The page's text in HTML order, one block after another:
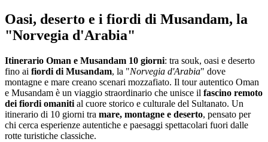
Oasi, deserto e i fiordi di Musandam, la
"Norvegia d'Arabia"
Itinerario Oman e Musandam 10 giorni: tra souk, oasi e deserto
fino ai fiordi di Musandam, la "Norvegia d'Arabia" dove
montagne e mare creano scenari mozzafiato. Il tour autentico Oman
e Musandam è un viaggio straordinario che unisce il fascino remoto
dei fiordi omaniti al cuore storico e culturale del Sultanato. Un
itinerario di 10 giorni tra mare, montagne e deserto, pensato per
chi cerca esperienze autentiche e paesaggi spettacolari fuori dalle
rotte turistiche classiche.